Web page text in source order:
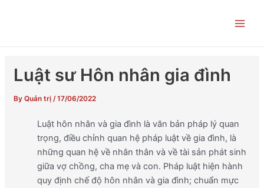
Luật sư Hôn nhân gia đình
By Quản trị /17/06/2022
Luật hôn nhân và gia đình là văn bản pháp lý quan
trọng, điều chỉnh quan hệ pháp luật về gia đình, là
những quan hệ về nhân thân và về tài sản phát sinh
giữa vợ chồng, cha mẹ và con. Pháp luật hiện hành
quy định chế độ hôn nhân và gia đình; chuẩn mực